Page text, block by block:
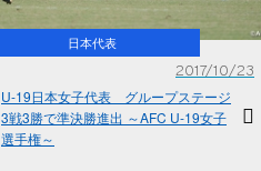
日本代表
2017/10/23
U-19日本女子代表 グループステージ
3戦3勝で準決勝進出 ～AFC U-19女子
選手権～